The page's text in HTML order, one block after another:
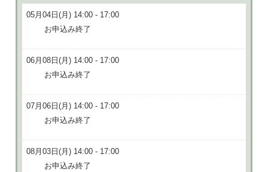
05月04日(月) 14:00 - 17:00
お申込み終了
06月08日(月) 14:00 - 17:00
お申込み終了
07月06日(月) 14:00 - 17:00
お申込み終了
08月03日(月) 14:00 - 17:00
お申込み終了